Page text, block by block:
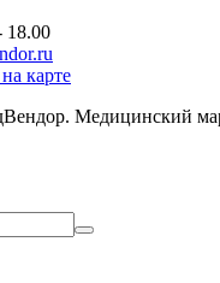
18.00
карте
Медицинский